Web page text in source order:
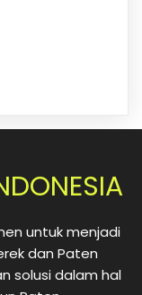
untuk menjadi
dan Paten
solusi dalam hal